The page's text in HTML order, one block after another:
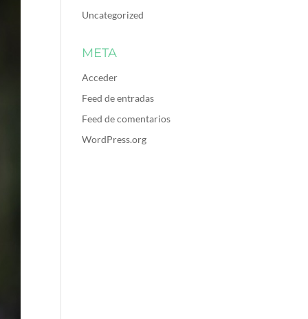
Uncategorized
META
Acceder
Feed de entradas
Feed de comentarios
WordPress.org